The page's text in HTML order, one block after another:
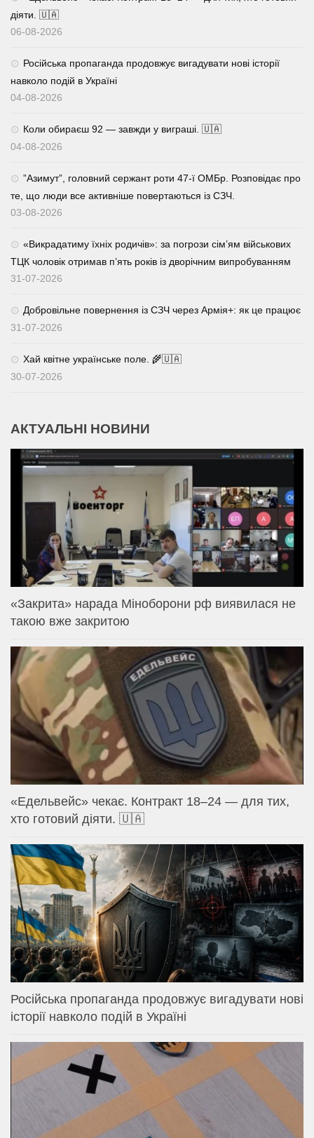
діяти. 🇺🇦
06-08-2026
Російська пропаганда продовжує вигадувати нові історії
навколо подій в Україні
04-08-2026
Коли обираєш 92 — завжди у виграші. 🇺🇦
04-08-2026
⁨”Азимут”, головний сержант роти 47-ї ОМБр. Розповідає про
те, що люди все активніше повертаються із СЗЧ.
03-08-2026
«Викрадатиму їхніх родичів»: за погрози сім’ям військових
ТЦК чоловік отримав п’ять років із дворічним випробуванням
31-07-2026
Добровільне повернення із СЗЧ через Армія+: як це працює
31-07-2026
Хай квітне українське поле. 🌾🇺🇦
30-07-2026
АКТУАЛЬНІ НОВИНИ
«Закрита» нарада Міноборони рф виявилася не
такою вже закритою
«Едельвейс» чекає. Контракт 18–24 — для тих,
хто готовий діяти. 🇺🇦
Російська пропаганда продовжує вигадувати нові
історії навколо подій в Україні